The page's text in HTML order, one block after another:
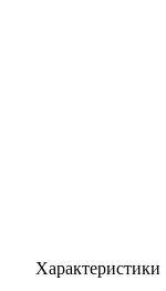
Характеристики